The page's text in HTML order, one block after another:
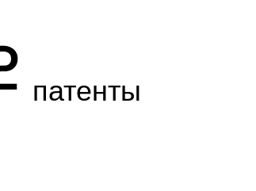
патенты